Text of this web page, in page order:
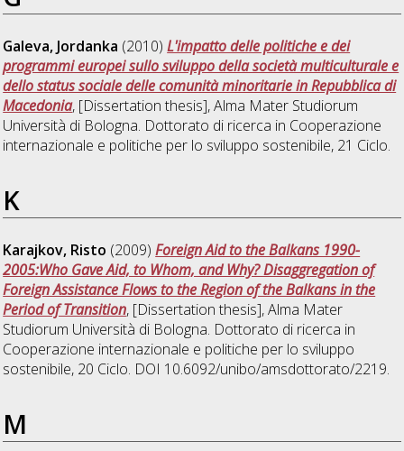
Galeva, Jordanka (2010)L'impatto delle politiche e dei
programmi europei sullo sviluppo della società multiculturale e
dello status sociale delle comunità minoritarie in Repubblica di
Macedonia, [Dissertation thesis], Alma Mater Studiorum
Università di Bologna. Dottorato di ricerca in Cooperazione
internazionale e politiche per lo sviluppo sostenibile, 21 Ciclo.
K
Karajkov, Risto (2009)Foreign Aid to the Balkans 1990-
2005:Who Gave Aid, to Whom, and Why? Disaggregation of
Foreign Assistance Flows to the Region of the Balkans in the
Period of Transition, [Dissertation thesis], Alma Mater
Studiorum Università di Bologna. Dottorato di ricerca in
Cooperazione internazionale e politiche per lo sviluppo
sostenibile, 20 Ciclo. DOI 10.6092/unibo/amsdottorato/2219.
M